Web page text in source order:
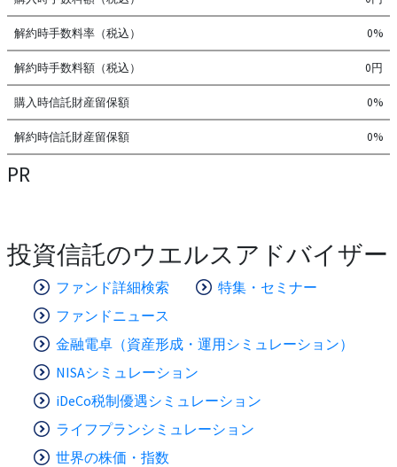
解約時手数料率（税込） 0%
解約時手数料額（税込） 0円
購入時信託財産留保額 0%
解約時信託財産留保額 0%
PR
投資信託のウエルスアドバイザー
ファンド詳細検索
特集・セミナー
ファンドニュース
金融電卓（資産形成・運用シミュレーション）
NISAシミュレーション
iDeCo税制優遇シミュレーション
ライフプランシミュレーション
世界の株価・指数